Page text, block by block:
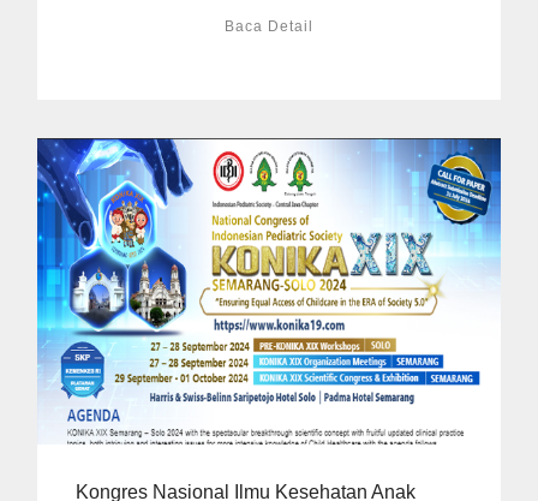
Baca Detail
Kongres Nasional Ilmu Kesehatan Anak